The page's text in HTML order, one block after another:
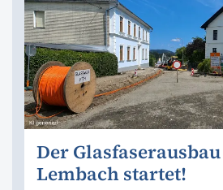
Der
Lembach startet!